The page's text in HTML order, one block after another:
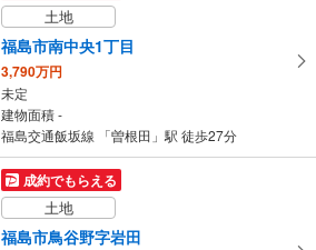
土地
福島市南中央1丁目
3,790万円
未定
建物面積 -
福島交通飯坂線 「曽根田」駅 徒歩27分
成約でもらえる
土地
福島市鳥谷野字岩田